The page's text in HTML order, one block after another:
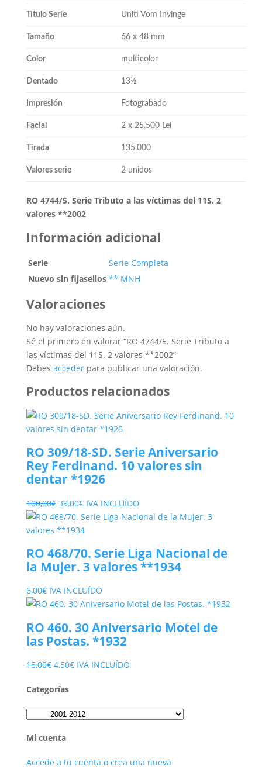
Título Serie Uniti Vom Invinge
Tamaño 66 x 48 mm
Color multicolor
Dentado 13½
Impresión Fotograbado
Facial 2 x 25.500 Lei
Tirada 135.000
Valores serie 2 unidos
RO 4744/5. Serie Tributo a las víctimas del 11S. 2
valores **2002
Información adicional
Serie
Serie Completa
Nuevo sin fijasellos ** MNH
Valoraciones
No hay valoraciones aún.
Sé el primero en valorar “RO 4744/5. Serie Tributo a
las víctimas del 11S. 2 valores **2002”
Debes accederpara publicar una valoración.
Productos relacionados
RO 309/18-SD. Serie Aniversario
Rey Ferdinand. 10 valores sin
dentar *1926
100,00€ El
precio
original
100,00€.
39,00€El
precio
actual
39,00€.
IVA INCLUÍDO
RO 468/70. Serie Liga Nacional de
la Mujer. 3 valores **1934
6,00€ IVA INCLUÍDO
RO 460. 30 Aniversario Motel de
las Postas. *1932
15,00€ El
original
15,00€.
4,50€El
4,50€.
IVA INCLUÍDO
Categorías
Mi cuenta
Accede a tu cuenta o crea una nueva